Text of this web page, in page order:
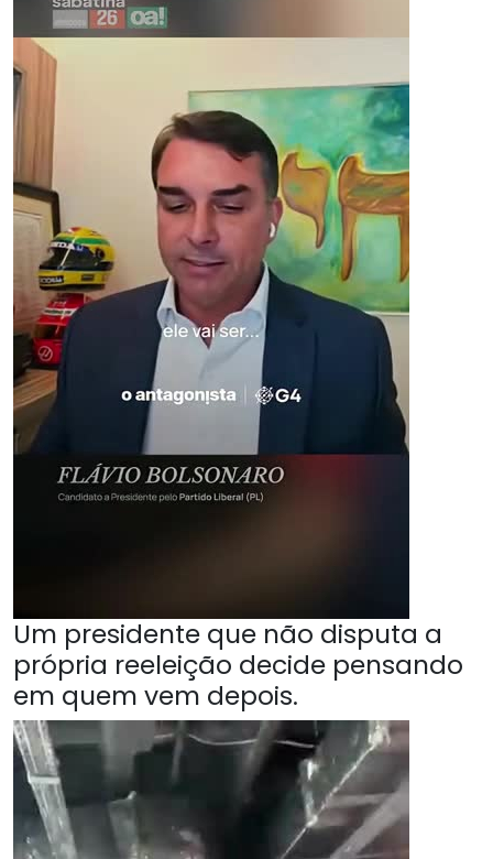
Um presidente que não disputa a
própria reeleição decide pensando
em quem vem depois.